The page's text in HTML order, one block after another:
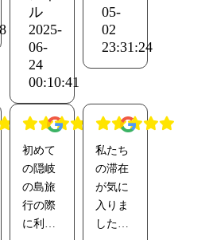
えま
す。宿
泊客の
方とみ
んなで
ご飯を
食べて
飲みま
した。
楽しい
時間有
難うご
ル
2025-
06-
24
00:10:41
いただ
き大変
助かり
弾丸旅
だった
まりゆ
っくり
出来な
かった
ので次
05-
02
23:31:24
初めて
の隠岐
の島旅
行の際
に利用
私たち
の滞在
が気に
入りま
した。